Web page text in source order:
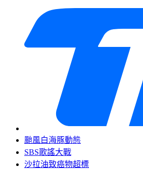
颱風白海豚動態
SBS歌謠大戰
沙拉油致癌物超標